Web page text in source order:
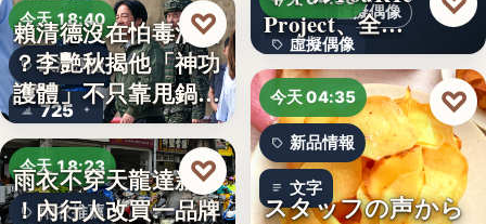
今天 18:40
政治評論
725
賴清德沒在怕毒油案
？李艷秋揭他「神功
護體」不只靠甩鍋盧
秀…
♡
今天 18:23
雨衣推薦
雨衣不穿天龍達新牌
！內行人改買一品牌
♡
虛擬偶像
虛擬偶像
10
Project、全…
今天 04:35
新品情報
文字
スタッフの声から
♡